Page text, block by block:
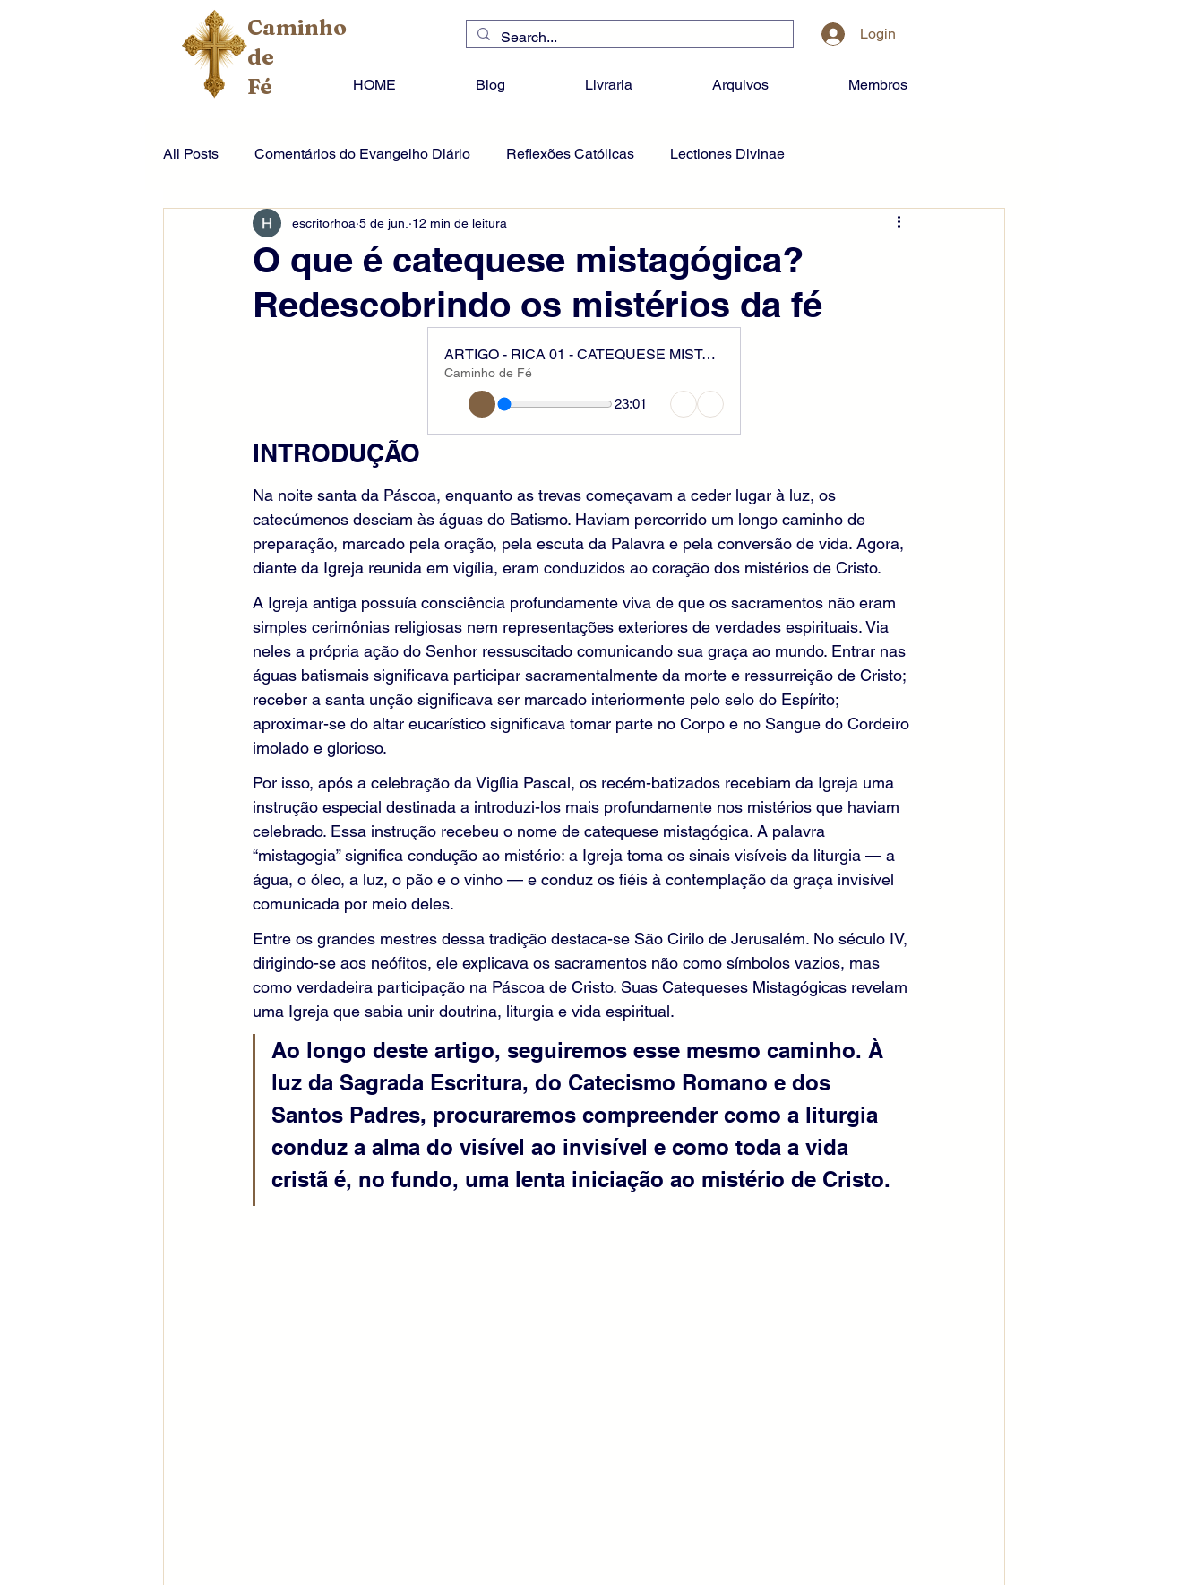
Caminho
de
Fé
Login
HOME Blog Livraria Arquivos Membros
All Posts Comentários do Evangelho Diário Reflexões Católicas Lectiones Divinae
O que é catequese mistagógica?
Redescobrindo os mistérios da fé
escritorhoa 5 de jun. 12 min de leitura
ARTIGO - RICA 01 - CATEQUESE MISTAGÓGICA
Caminho de Fé
23:01
INTRODUÇÃO
Na noite santa da Páscoa, enquanto as trevas começavam a ceder lugar à luz, os
catecúmenos desciam às águas do Batismo. Haviam percorrido um longo caminho de
preparação, marcado pela oração, pela escuta da Palavra e pela conversão de vida. Agora,
diante da Igreja reunida em vigília, eram conduzidos ao coração dos mistérios de Cristo.
A Igreja antiga possuía consciência profundamente viva de que os sacramentos não eram
simples cerimônias religiosas nem representações exteriores de verdades espirituais. Via
neles a própria ação do Senhor ressuscitado comunicando sua graça ao mundo. Entrar nas
águas batismais significava participar sacramentalmente da morte e ressurreição de Cristo;
receber a santa unção significava ser marcado interiormente pelo selo do Espírito;
aproximar-se do altar eucarístico significava tomar parte no Corpo e no Sangue do Cordeiro
imolado e glorioso.
Por isso, após a celebração da Vigília Pascal, os recém-batizados recebiam da Igreja uma
instrução especial destinada a introduzi-los mais profundamente nos mistérios que haviam
celebrado. Essa instrução recebeu o nome de catequese mistagógica. A palavra
“mistagogia” significa condução ao mistério: a Igreja toma os sinais visíveis da liturgia — a
água, o óleo, a luz, o pão e o vinho — e conduz os fiéis à contemplação da graça invisível
comunicada por meio deles.
Entre os grandes mestres dessa tradição destaca-se São Cirilo de Jerusalém. No século IV,
dirigindo-se aos neófitos, ele explicava os sacramentos não como símbolos vazios, mas
como verdadeira participação na Páscoa de Cristo. Suas Catequeses Mistagógicas revelam
uma Igreja que sabia unir doutrina, liturgia e vida espiritual.
Ao longo deste artigo, seguiremos esse mesmo caminho. À
luz da Sagrada Escritura, do Catecismo Romano e dos
Santos Padres, procuraremos compreender como a liturgia
conduz a alma do visível ao invisível e como toda a vida
cristã é, no fundo, uma lenta iniciação ao mistério de Cristo.